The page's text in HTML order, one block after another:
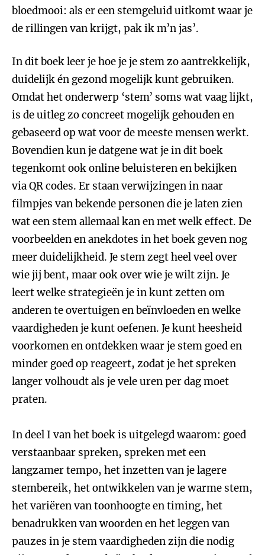
bloedmooi: als er een stemgeluid uitkomt waar je
de rillingen van krijgt, pak ik m’n jas’.
In dit boek leer je hoe je je stem zo aantrekkelijk,
duidelijk én gezond mogelijk kunt gebruiken.
Omdat het onderwerp ‘stem’ soms wat vaag lijkt,
is de uitleg zo concreet mogelijk gehouden en
gebaseerd op wat voor de meeste mensen werkt.
Bovendien kun je datgene wat je in dit boek
tegenkomt ook online beluisteren en bekijken
via QR codes. Er staan verwijzingen in naar
filmpjes van bekende personen die je laten zien
wat een stem allemaal kan en met welk effect. De
voorbeelden en anekdotes in het boek geven nog
meer duidelijkheid. Je stem zegt heel veel over
wie jij bent, maar ook over wie je wilt zijn. Je
leert welke strategieën je in kunt zetten om
anderen te overtuigen en beïnvloeden en welke
vaardigheden je kunt oefenen. Je kunt heesheid
voorkomen en ontdekken waar je stem goed en
minder goed op reageert, zodat je het spreken
langer volhoudt als je vele uren per dag moet
praten.
In deel I van het boek is uitgelegd waarom: goed
verstaanbaar spreken, spreken met een
langzamer tempo, het inzetten van je lagere
stembereik, het ontwikkelen van je warme stem,
het variëren van toonhoogte en timing, het
benadrukken van woorden en het leggen van
pauzes in je stem vaardigheden zijn die nodig